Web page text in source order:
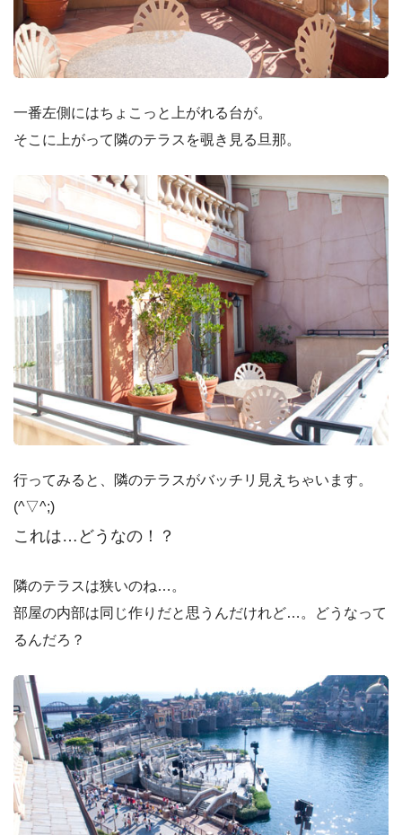
一番左側にはちょこっと上がれる台が。
そこに上がって隣のテラスを覗き見る旦那。
行ってみると、隣のテラスがバッチリ見えちゃいます。
(^▽^;)
これは…どうなの！？
隣のテラスは狭いのね…。
部屋の内部は同じ作りだと思うんだけれど…。どうなって
るんだろ？